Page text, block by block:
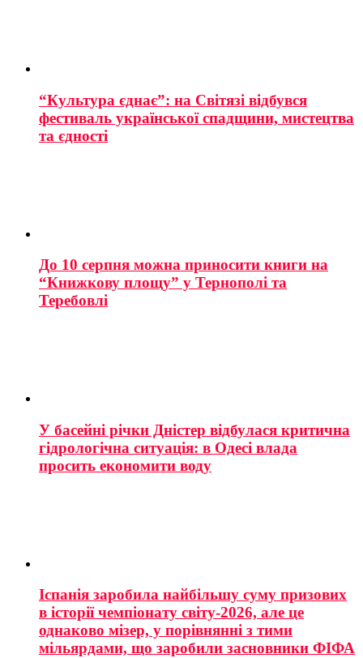
“Культура єднає”: на Світязі відбувся
фестиваль української спадщини, мистецтва
та єдності
До 10 серпня можна приносити книги на
“Книжкову площу” у Тернополі та
Теребовлі
У басейні річки Дністер відбулася критична
гідрологічна ситуація: в Одесі влада
просить економити воду
Іспанія заробила найбільшу суму призових
в історії чемпіонату світу-2026, але це
однаково мізер, у порівнянні з тими
мільярдами, що заробили засновники ФІФА